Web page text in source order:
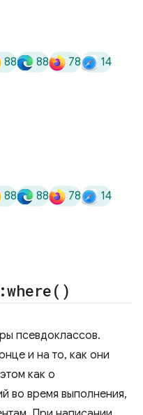
88 88 78 14
88 88 78 14
:where( )
псевдоклассов.
и на то, как они
как о
во время выполнения,